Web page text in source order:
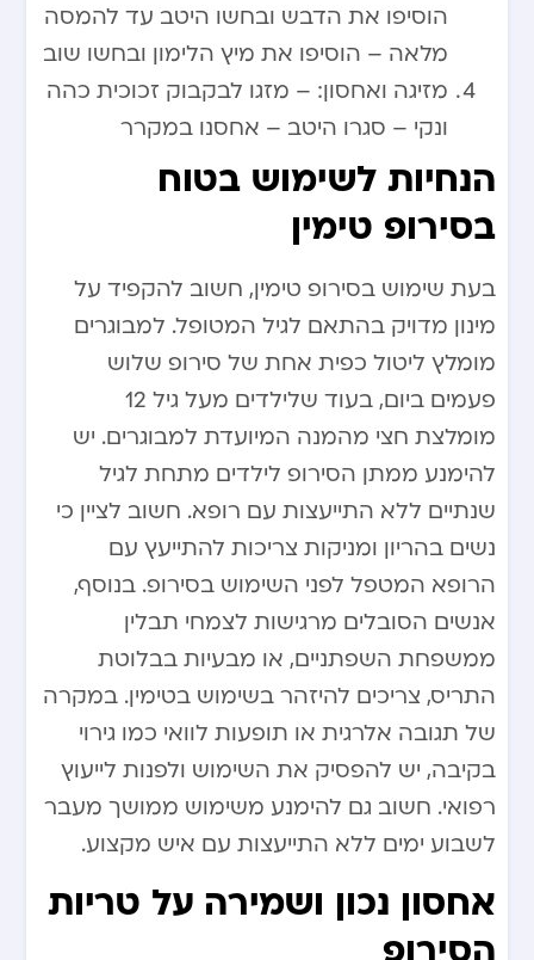
הוסיפו את הדבש ובחשו היטב עד להמסה
מלאה – הוסיפו את מיץ הלימון ובחשו שוב
מזיגה ואחסון: – מזגו לבקבוק זכוכית כהה
ונקי – סגרו היטב – אחסנו במקרר
הנחיות לשימוש בטוח
בסירופ טימין
בעת שימוש בסירופ טימין, חשוב להקפיד על
מינון מדויק בהתאם לגיל המטופל. למבוגרים
מומלץ ליטול כפית אחת של סירופ שלוש
פעמים ביום, בעוד שלילדים מעל גיל 12
מומלצת חצי מהמנה המיועדת למבוגרים. יש
להימנע ממתן הסירופ לילדים מתחת לגיל
שנתיים ללא התייעצות עם רופא. חשוב לציין כי
נשים בהריון ומניקות צריכות להתייעץ עם
הרופא המטפל לפני השימוש בסירופ. בנוסף,
אנשים הסובלים מרגישות לצמחי תבלין
ממשפחת השפתניים, או מבעיות בבלוטת
התריס, צריכים להיזהר בשימוש בטימין. במקרה
של תגובה אלרגית או תופעות לוואי כמו גירוי
בקיבה, יש להפסיק את השימוש ולפנות לייעוץ
רפואי. חשוב גם להימנע משימוש ממושך מעבר
לשבוע ימים ללא התייעצות עם איש מקצוע.
אחסון נכון ושמירה על טריות